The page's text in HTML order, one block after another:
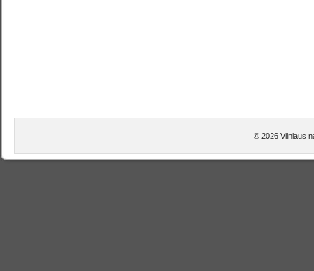
© 2026 Vilniaus